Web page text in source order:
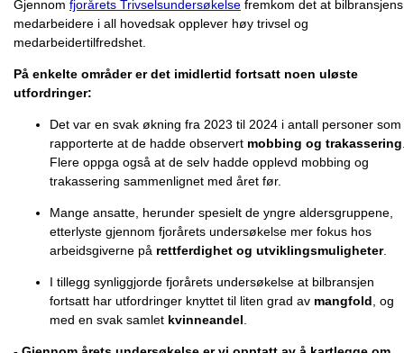
Gjennom fjorårets Trivselsundersøkelse fremkom det at bilbransjens
medarbeidere i all hovedsak opplever høy trivsel og
medarbeidertilfredshet.
På enkelte områder er det imidlertid fortsatt noen uløste
utfordringer:
Det var en svak økning fra 2023 til 2024 i antall personer som
rapporterte at de hadde observert mobbing og trakassering
Flere oppga også at de selv hadde opplevd mobbing og
trakassering sammenlignet med året før.
Mange ansatte, herunder spesielt de yngre aldersgruppene,
etterlyste gjennom fjorårets undersøkelse mer fokus hos
arbeidsgiverne på rettferdighet og utviklingsmuligheter.
I tillegg synliggjorde fjorårets undersøkelse at bilbransjen
fortsatt har utfordringer knyttet til liten grad av mangfold , og
med en svak samlet kvinneandel